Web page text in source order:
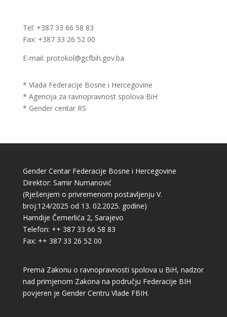
Tel: +387 33 66 58 83
Fax: +387 33 26 52 00
E-mail: protokol@gcfbih.gov.ba
* Vlada Federacije Bosne i Hercegovine
* Agencija za ravnopravnost spolova BiH
* Gender centar RS
Gender Centar Federacije Bosne i Hercegovine
Direktor: Samir Numanović
(Rješenjem o privremenom postavljenju V.
broj:124/2025 od 13. 02.2025. godine)
Hamdije Čemerlića 2, Sarajevo
Telefon: ++ 387 33 66 58 83
Fax: ++ 387 33 26 52 00
Prema Zakonu o ravnopravnosti spolova u BiH, nadzor
nad primjenom Zakona na području Federacije BIH
povjeren je Gender Centru Vlade FBIH.